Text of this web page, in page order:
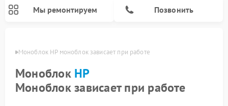
Мы ремонтируем Позвонить
Моноблок HP моноблок зависает при работе
Моноблок HP
Моноблок зависает при работе